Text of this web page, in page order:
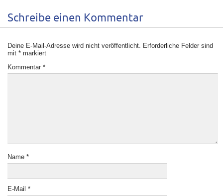
Schreibe einen Kommentar
Deine E-Mail-Adresse wird nicht veröffentlicht. Erforderliche Felder sind
mit * markiert
Kommentar *
Name *
E-Mail *